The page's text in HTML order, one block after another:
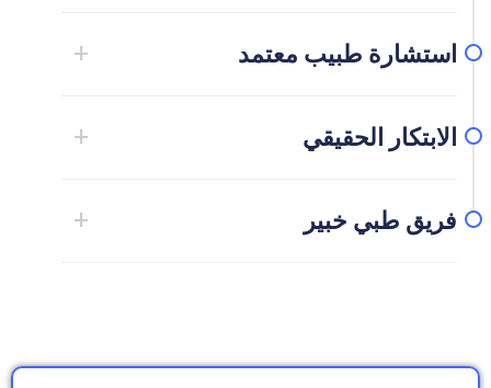
استشارة طبيب معتمد +
لمساعدتك على فهم خياراتك واختيار أفضل عالج.
يضمن طاقمنا الطبي متعدد اللغات التواصل الواضح
الابتكار الحقيقي +
والسلامة والكفاءة في كل إجراء. يتم إجراء جميع
العلاجات في منشأة آمنة. وصحية تلبي معايير الرعاية
فريق طبي خبير +
طبي متعدد اللغات، نضمن الاهتمام الشخصي